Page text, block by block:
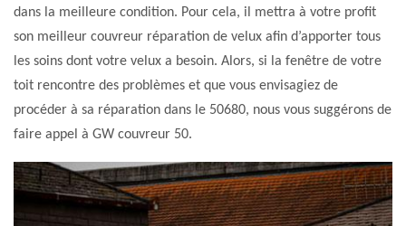
dans la meilleure condition. Pour cela, il mettra à votre profit
son meilleur couvreur réparation de velux afin d’apporter tous
les soins dont votre velux a besoin. Alors, si la fenêtre de votre
toit rencontre des problèmes et que vous envisagiez de
procéder à sa réparation dans le 50680, nous vous suggérons de
faire appel à GW couvreur 50.